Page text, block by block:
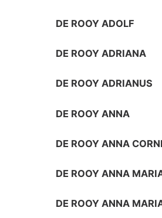
DE ROOY ADOLF
DE ROOY ADRIANA
DE ROOY ADRIANUS
DE ROOY ANNA
DE ROOY ANNA
DE ROOY ANNA
DE ROOY ANNA